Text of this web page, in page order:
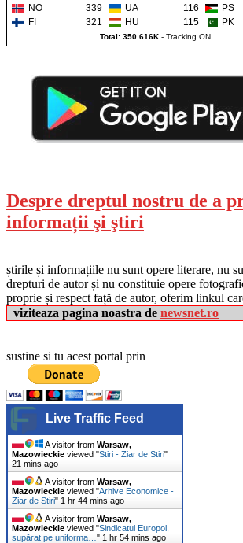
NO
339 UA 116 PS
FI
321 HU 115 PK
Total: 350.616K - Tracking ON
Despre dreptul nostru de a
informații şi ştiri
știrile și informațiile nu sunt opere literare, nu
drepturi de autor și nu constituie opere
proprie și respect față de autor, oferim linkul
viziteaza pagina noastra de newsnet.ro
sustine si tu acest portal prin
Live Traffic Feed
A visitor from Warsaw,
Mazowieckie viewed "Stiri - Ziar de Stiri"
21 mins ago
A visitor from Warsaw,
Mazowieckie viewed "Arhive Economice -
Ziar de Stiri" 1 hr 44 mins ago
A visitor from Warsaw,
Mazowieckie viewed "Sindicatul Europol,
supărat pe uniforma… " 1 hr 54 mins ago